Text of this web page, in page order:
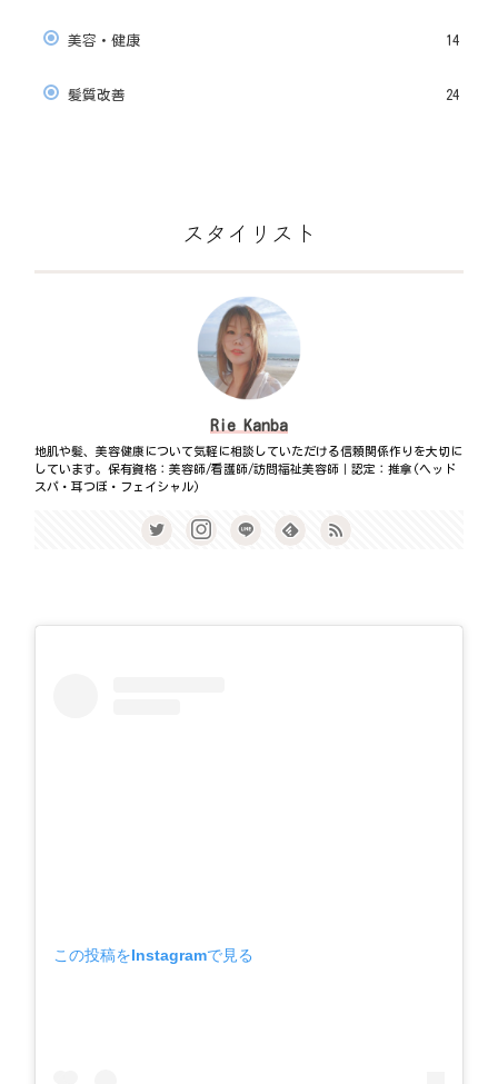
美容・健康 14
髪質改善 24
スタイリスト
Rie Kanba
地肌や髪、美容健康について気軽に相談していただける信頼関係作りを大切に
しています。保有資格：美容師/看護師/訪問福祉美容師｜認定：推拿(ヘッド
スパ・耳つぼ・フェイシャル)
この投稿をInstagramで見る